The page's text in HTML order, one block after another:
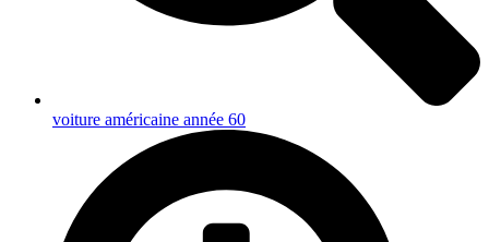
voiture américaine année 60